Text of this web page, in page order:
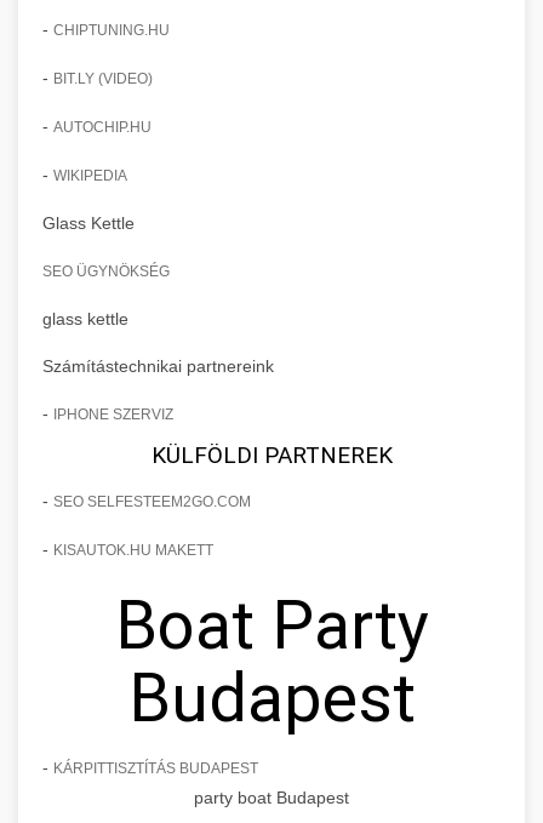
- CHIPTUNING.HU
- BIT.LY (VIDEO)
- AUTOCHIP.HU
- WIKIPEDIA
Glass Kettle
SEO ÜGYNÖKSÉG
glass kettle
Számítástechnikai partnereink
- IPHONE SZERVIZ
KÜLFÖLDI PARTNEREK
- SEO SELFESTEEM2GO.COM
- KISAUTOK.HU MAKETT
Boat Party
Budapest
- KÁRPITTISZTÍTÁS BUDAPEST
party boat Budapest